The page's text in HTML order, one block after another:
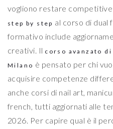
vogliono restare
step by step al corso di dual
formativo include
creativi. Il corso avanzato
Milano è pensato per chi
acquisire competenze
anche corsi di nail art,
french, tutti aggiornati alle
2026. Per capire qual è il